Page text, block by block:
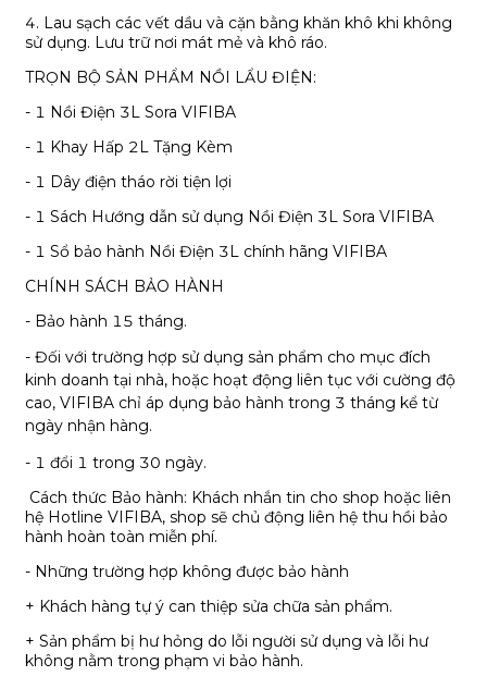
4. Lau sạch các vết dầu và cặn bằng khăn khô khi không
sử dụng. Lưu trữ nơi mát mẻ và khô ráo.
TRỌN BỘ SẢN PHẨM NỒI LẨU ĐIỆN:
- 1 Nồi Điện 3L Sora VIFIBA
- 1 Khay Hấp 2L Tặng Kèm
- 1 Dây điện tháo rời tiện lợi
- 1 Sách Hướng dẫn sử dụng Nồi Điện 3L Sora VIFIBA
- 1 Sổ bảo hành Nồi Điện 3L chính hãng VIFIBA
CHÍNH SÁCH BẢO HÀNH
- Bảo hành 15 tháng.
- Đối với trường hợp sử dụng sản phẩm cho mục đích
kinh doanh tại nhà, hoặc hoạt động liên tục với cường độ
cao, VIFIBA chỉ áp dụng bảo hành trong 3 tháng kể từ
ngày nhận hàng.
- 1 đổi 1 trong 30 ngày.
Cách thức Bảo hành: Khách nhắn tin cho shop hoặc liên
hệ Hotline VIFIBA, shop sẽ chủ động liên hệ thu hồi bảo
hành hoàn toàn miễn phí.
- Những trường hợp không được bảo hành
+ Khách hàng tự ý can thiệp sửa chữa sản phẩm.
+ Sản phẩm bị hư hỏng do lỗi người sử dụng và lỗi hư
không nằm trong phạm vi bảo hành.